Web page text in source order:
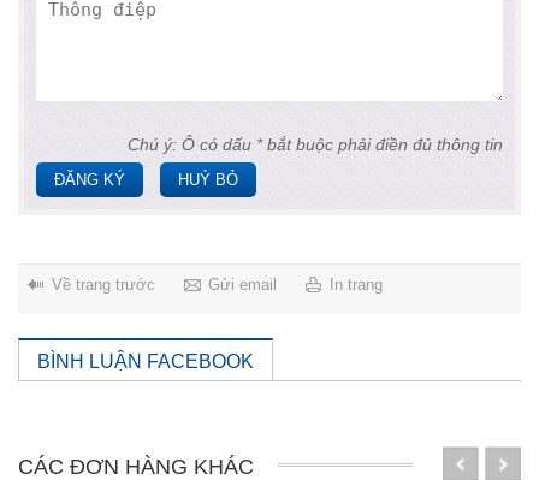
Chú ý: Ô có dấu * bắt buộc phải điền đủ thông tin
ĐĂNG KÝ HUỶ BỎ
Về trang trước Gửi email In trang
BÌNH LUẬN FACEBOOK
CÁC ĐƠN HÀNG KHÁC